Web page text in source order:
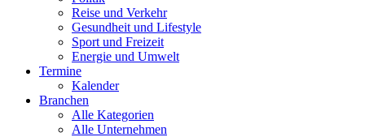
Reise und Verkehr
Gesundheit und Lifestyle
Sport und Freizeit
Energie und Umwelt
Termine
Kalender
Branchen
Alle Kategorien
Alle Unternehmen